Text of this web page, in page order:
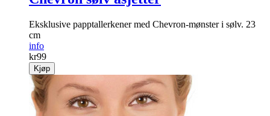
Eksklusive papptallerkener med Chevron-mønster i sølv. 23
cm
info
kr99
Kjøp